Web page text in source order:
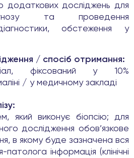
додаткових досліджень для
та проведення
обстеження у
/ спосіб отримання:
фіксований у 10%
/ у медичному закладі
який виконує біопсію; для
дослідження обов’язкове
в якому буде зазначена вся
інформація (клінічні